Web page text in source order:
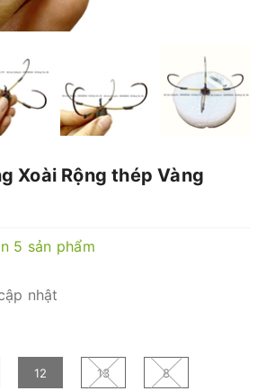
Xoài Rộng thép Vàng
5 sản phẩm
nhật
12 13 8